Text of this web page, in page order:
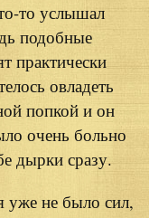
то услышал
подобные
практически
овладеть
попкой и он
очень больно
дырки сразу.
уже не было сил,